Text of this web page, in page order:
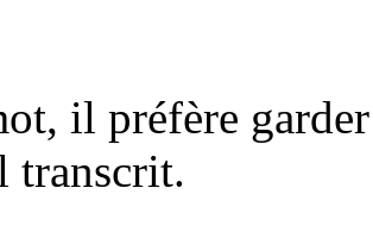
il préfère
transcrit.